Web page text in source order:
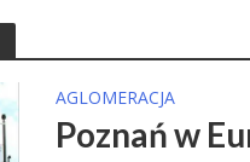
AGLOMERACJA
Poznań w